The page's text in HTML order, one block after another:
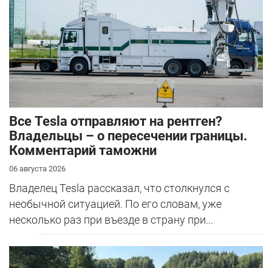
Все Tesla отправляют на рентген?
Владельцы – о пересечении границы.
Комментарий таможни
06 августа 2026
Владелец Tesla рассказал, что столкнулся с
необычной ситуацией. По его словам, уже
несколько раз при въезде в страну при...